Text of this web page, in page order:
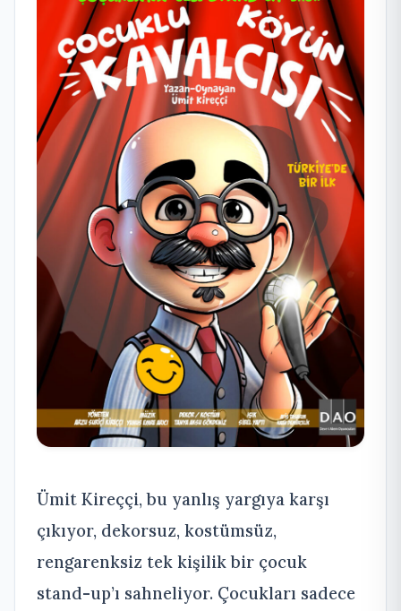
Ümit Kireççi, bu yanlış yargıya karşı
çıkıyor, dekorsuz, kostümsüz,
rengarenksiz tek kişilik bir çocuk
stand-up’ı sahneliyor. Çocukları sadece